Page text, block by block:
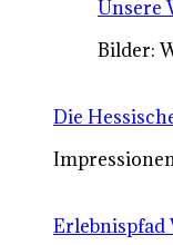
Unsere
Bilder:
Die
Erlebnispfad